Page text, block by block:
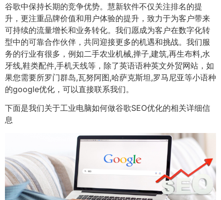
谷歌中保持长期的竞争优势。慧新软件不仅关注排名的提
升，更注重品牌价值和用户体验的提升，致力于为客户带来
可持续的流量增长和业务转化。我们愿成为客户在数字化转
型中的可靠合作伙伴，共同迎接更多的机遇和挑战。我们服
务的行业有很多，例如二手农业机械,掸子,建筑,再生布料,水
牙线,鞋类配件,手机天线等，除了英语语种英文外贸网站，如
果您需要所罗门群岛,瓦努阿图,哈萨克斯坦,罗马尼亚等小语种
的google优化，可以直接联系我们。
下面是我们关于工业电脑如何做谷歌SEO优化的相关详细信
息